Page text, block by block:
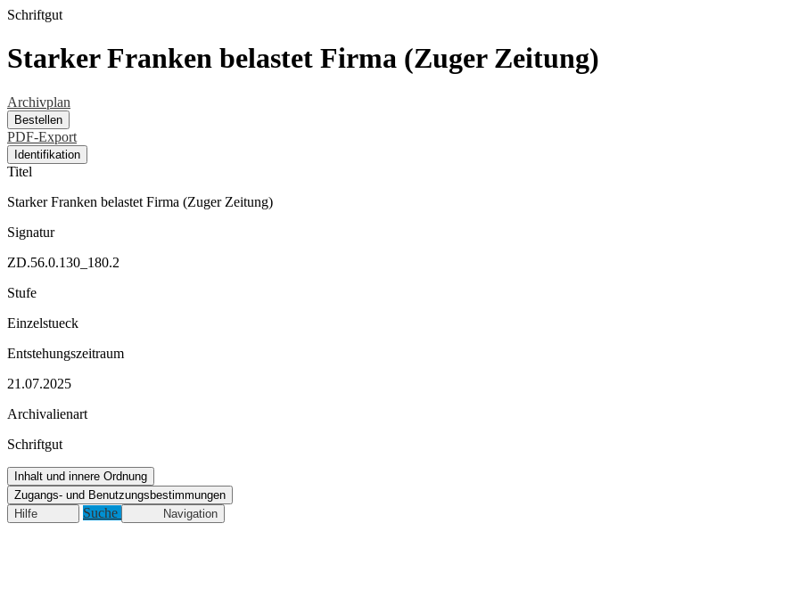
Schriftgut
Starker Franken belastet Firma (Zuger Zeitung)
Archivplan
Bestellen
PDF-Export
Identifikation
Titel
Starker Franken belastet Firma (Zuger Zeitung)
Signatur
ZD.56.0.130_180.2
Stufe
Einzelstueck
Entstehungszeitraum
21.07.2025
Archivalienart
Schriftgut
Inhalt und innere Ordnung
Zugangs- und Benutzungsbestimmungen
Hilfe
Suche Navigation